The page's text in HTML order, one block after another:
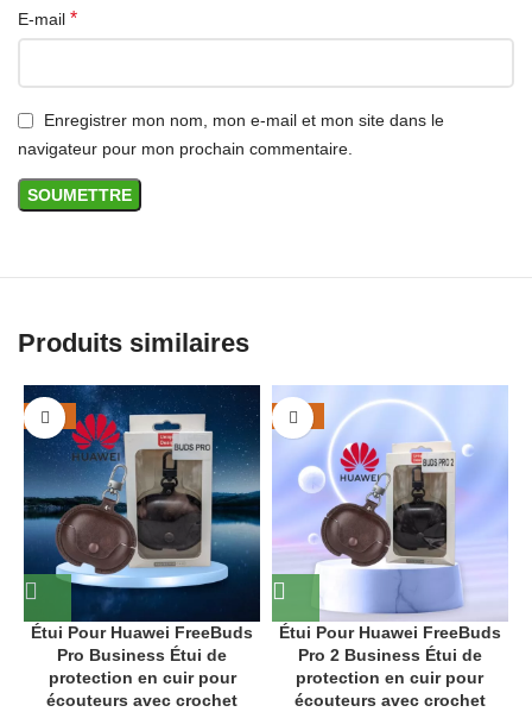
Honor magic4 pro
P40 pro
Mate20 pro
Mate30 pro
recherchez, nous pouvons vous le fournir ; il suffit de nous le
demander.
إذا لم تتمكن من العثور على واقي الشاشة
E-mail *
Enregistrer mon nom, mon e-mail et mon site dans le
navigateur pour mon prochain commentaire.
Produits similaires
-29%
Étui Pour Huawei FreeBuds
Pro Business Étui de
protection en cuir pour
écouteurs avec crochet
-29%
Étui Pour Huawei FreeBuds
Pro 2 Business Étui de
protection en cuir pour
écouteurs avec crochet